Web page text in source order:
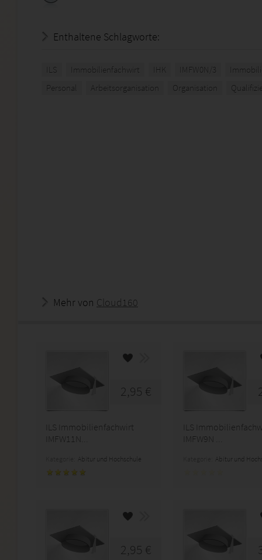
Enthaltene Schlagworte:
ILS Immobilienfachwirt IHK IMFW0N/3
Personal
Arbeitsorganisation Organisation
Mehr von Cloud160
2,95 €
ILS Immobilienfachwirt
IMFW11N...
Abitur und Hochschule
ILS
IMFW9N ...
Abitur und
2,95 €